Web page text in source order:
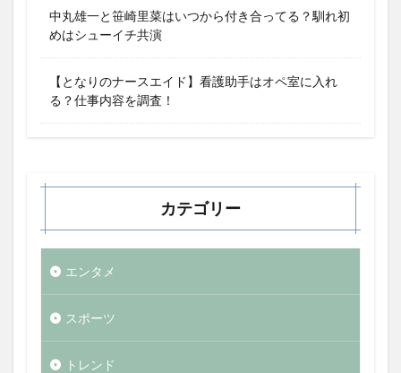
中丸雄一と笹崎里菜はいつから付き合ってる？馴れ初
めはシューイチ共演
【となりのナースエイド】看護助手はオペ室に入れ
る？仕事内容を調査！
カテゴリー
エンタメ
スポーツ
トレンド